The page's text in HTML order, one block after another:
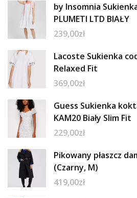
by Insomnia
PLUMETI LTD BIAŁY
239,00zł
Lacoste Sukienka
Relaxed Fit
369,00zł
Guess Sukienka
KAM20 Biały Slim Fit
229,00zł
Pikowany płaszcz
(Czarny, M)
419,00zł